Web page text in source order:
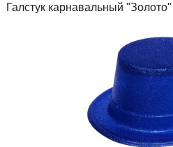
Галстук карнавальный